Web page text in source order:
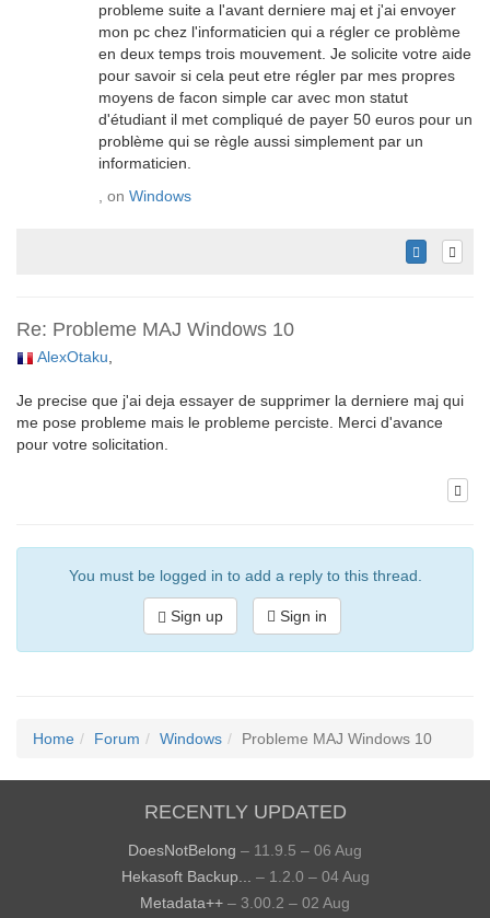
probleme suite a l'avant derniere maj et j'ai envoyer
mon pc chez l'informaticien qui a régler ce problème
en deux temps trois mouvement. Je solicite votre aide
pour savoir si cela peut etre régler par mes propres
moyens de facon simple car avec mon statut
d'étudiant il met compliqué de payer 50 euros pour un
problème qui se règle aussi simplement par un
informaticien.
, on Windows
Re: Probleme MAJ Windows 10
AlexOtaku,
Je precise que j'ai deja essayer de supprimer la derniere maj qui
me pose probleme mais le probleme perciste. Merci d'avance
pour votre solicitation.
You must be logged in to add a reply to this thread.
Sign up Sign in
Home Forum Windows Probleme MAJ Windows 10
RECENTLY UPDATED
DoesNotBelong – 11.9.5 – 06 Aug
Hekasoft Backup...
– 1.2.0 – 04 Aug
Metadata++ – 3.00.2 – 02 Aug